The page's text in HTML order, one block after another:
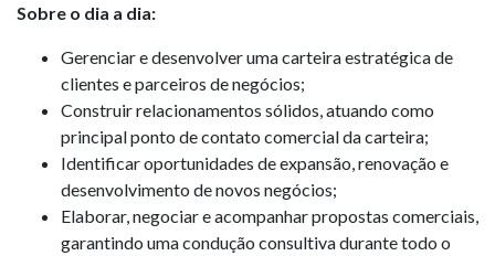
Sobre o dia a dia:
Gerenciar e desenvolver uma carteira estratégica de
clientes e parceiros de negócios;
Construir relacionamentos sólidos, atuando como
principal ponto de contato comercial da carteira;
Identificar oportunidades de expansão, renovação e
desenvolvimento de novos negócios;
Elaborar, negociar e acompanhar propostas comerciais,
garantindo uma condução consultiva durante todo o